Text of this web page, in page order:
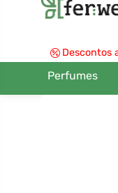
Descontos
Perfumes